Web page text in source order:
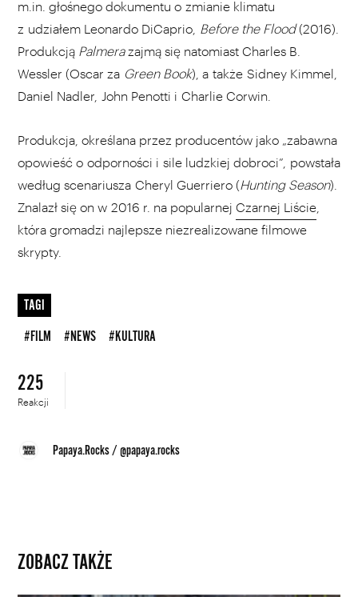
m.in. głośnego dokumentu o zmianie klimatu
z udziałem Leonardo DiCaprio, Before the Flood(2016).
Produkcją Palmerazajmą się natomiast Charles B.
Wessler (Oscar za Green Book), a także Sidney Kimmel,
Daniel Nadler, John Penotti i Charlie Corwin.
Produkcja, określana przez producentów jako „zabawna
opowieść o odporności i sile ludzkiej dobroci”, powstała
według scenariusza Cheryl Guerriero (Hunting Season).
Znalazł się on w 2016 r. na popularnej Czarnej Liście
która gromadzi najlepsze niezrealizowane filmowe
skrypty.
TAGI
#FILM #NEWS #KULTURA
225
Reakcji
Papaya.Rocks /@papaya.rocks
ZOBACZ TAKŻE